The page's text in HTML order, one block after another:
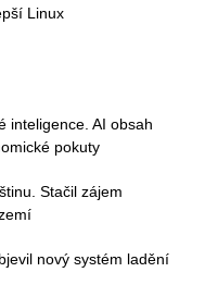
Linux
inteligence. AI obsah
pokuty
Stačil zájem
nový systém ladění